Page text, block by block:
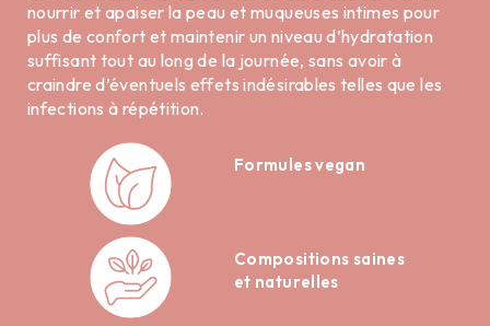
nourrir et apaiser la peau et muqueuses intimes pour
plus de confort et maintenir un niveau d’hydratation
suffisant tout au long de la journée, sans avoir à
craindre d’éventuels effets indésirables telles que les
infections à répétition.
Formules vegan
Compositions saines
et naturelles